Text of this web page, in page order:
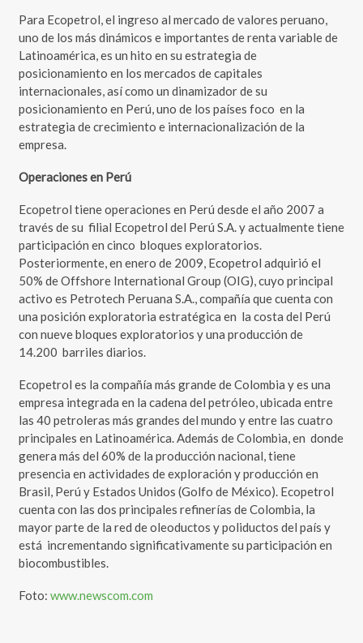
Para Ecopetrol, el ingreso al mercado de valores peruano,
uno de los más dinámicos e importantes de renta variable de
Latinoamérica, es un hito en su estrategia de
posicionamiento en los mercados de capitales
internacionales, así como un dinamizador de su
posicionamiento en Perú, uno de los países foco en la
estrategia de crecimiento e internacionalización de la
empresa.
Operaciones en Perú
Ecopetrol tiene operaciones en Perú desde el año 2007 a
través de su filial Ecopetrol del Perú S.A. y actualmente tiene
participación en cinco bloques exploratorios.
Posteriormente, en enero de 2009, Ecopetrol adquirió el
50% de Offshore International Group (OIG), cuyo principal
activo es Petrotech Peruana S.A., compañía que cuenta con
una posición exploratoria estratégica en la costa del Perú
con nueve bloques exploratorios y una producción de
14.200 barriles diarios.
Ecopetrol es la compañía más grande de Colombia y es una
empresa integrada en la cadena del petróleo, ubicada entre
las 40 petroleras más grandes del mundo y entre las cuatro
principales en Latinoamérica. Además de Colombia, en donde
genera más del 60% de la producción nacional, tiene
presencia en actividades de exploración y producción en
Brasil, Perú y Estados Unidos (Golfo de México). Ecopetrol
cuenta con las dos principales refinerías de Colombia, la
mayor parte de la red de oleoductos y poliductos del país y
está incrementando significativamente su participación en
biocombustibles.
Foto: www.newscom.com